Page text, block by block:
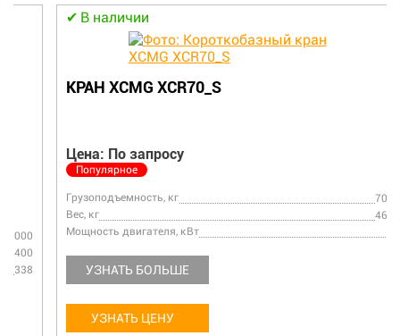
В наличии
КРАН XCMG XCR70_S
Цена: По запросу
Популярное
Грузоподъемность, кг
Мощность двигателя, кВт
УЗНАТЬ БОЛЬШЕ
УЗНАТЬ ЦЕНУ